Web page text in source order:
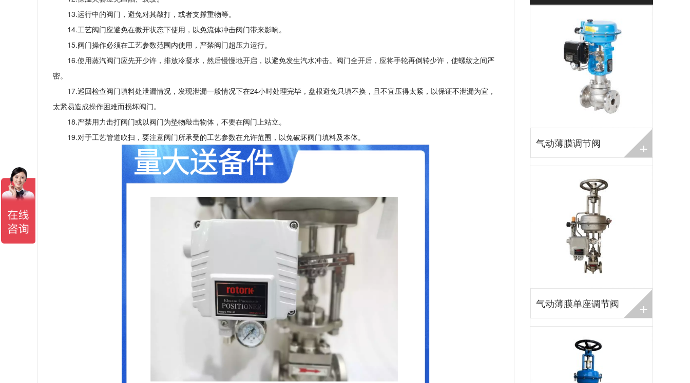
13.运行中的阀门，避免对其敲打，或者支撑重物等。
14.工艺阀门应避免在微开状态下使用，以免流体冲击阀门带来影响。
15.阀门操作必须在工艺参数范围内使用，严禁阀门超压力运行。
16.使用蒸汽阀门应先开少许，排放冷凝水，然后慢慢地开启，以避免发生汽水冲击。阀门全开后，应将手轮再倒转少许，使螺纹之间严
密。
17.巡回检查阀门填料处泄漏情况，发现泄漏一般情况下在24小时处理完毕，盘根避免只填不换，且不宜压得太紧，以保证不泄漏为宜，
太紧易造成操作困难而损坏阀门。
18.严禁用力击打阀门或以阀门为垫物敲击物体，不要在阀门上站立。
19.对于工艺管道吹扫，要注意阀门所承受的工艺参数在允许范围，以免破坏阀门填料及本体。
气动薄膜调节阀 +
气动薄膜单座调节阀 +